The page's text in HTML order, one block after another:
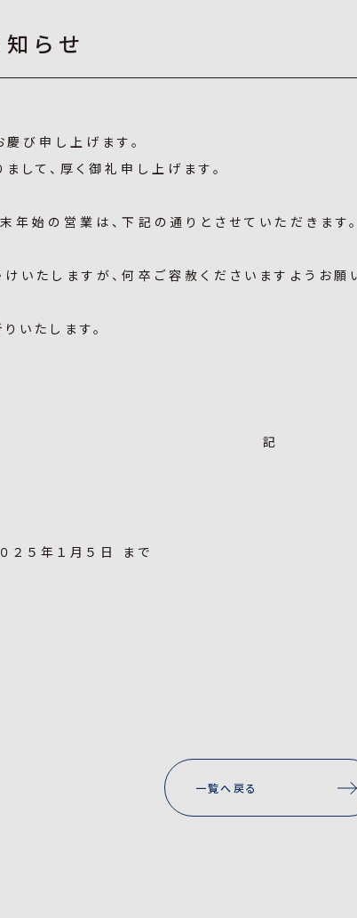
らせ
び申し上げます。
して、厚く御礼申し上げます。
年始の営業は、下記の通りとさせていただきます。
いたしますが、何卒ご容赦くださいますようお願
いたします。
記
２５年１月５日 まで
一覧へ戻る